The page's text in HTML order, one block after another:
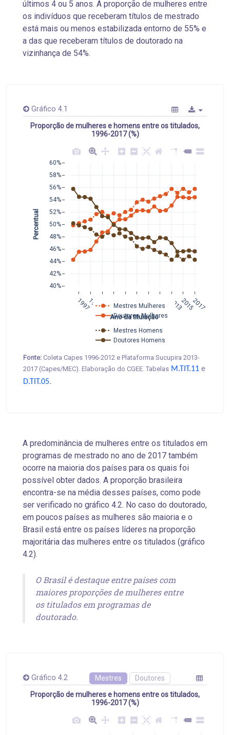
últimos 4 ou 5 anos. A proporção de mulheres entre
os indivíduos que receberam títulos de mestrado
está mais ou menos estabilizada entorno de 55% e
a das que receberam títulos de doutorado na
vizinhança de 54%.
Gráfico 4.1
Proporção de mulheres e homens entre os titulados,
1996-2017 (%)
19971999200120032005200720092011 201320152017
40%
42%
44%
46%
48%
50%
52%
54%
56%
58%
60%
Mestres Mulheres
Doutores Mulheres
Mestres Homens
Doutores Homens
Ano da titulação
Percentual
Fonte: Coleta Capes 1996-2012 e Plataforma Sucupira 2013-
2017 (Capes/MEC). Elaboração do CGEE. Tabelas M.TIT.11 e
D.TIT.05.
A predominância de mulheres entre os titulados em
programas de mestrado no ano de 2017 também
ocorre na maioria dos países para os quais foi
possível obter dados. A proporção brasileira
encontra-se na média desses países, como pode
ser verificado no gráfico 4.2. No caso do doutorado,
em poucos países as mulheres são maioria e o
Brasil está entre os países líderes na proporção
majoritária das mulheres entre os titulados (gráfico
4.2).
O Brasil é destaque entre países com
maiores proporções de mulheres entre
os titulados em programas de
doutorado.
Gráfico 4.2 Mestres Doutores
Proporção de mulheres e homens entre os titulados,
1996-2017 (%)